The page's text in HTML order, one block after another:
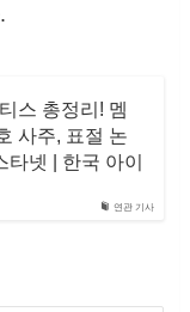
연관 기사
스 총정리! 멤
사주, 표절 논
타넷 | 한국 아이